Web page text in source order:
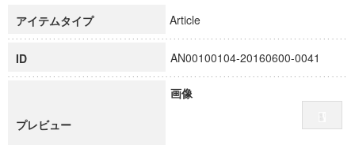
慶應義塾大学グローバルCOEプログラム市民社会ガバナンス
慶應義塾大学グローバルCOEプログラム論理と感性の先端的
博士課程教育リーディングプログラム「超成熟社会発展のサ
学術雑誌掲載論文等(8)
アイテムタイプ Article
ID AN00100104-20160600-0041
プレビュー
画像